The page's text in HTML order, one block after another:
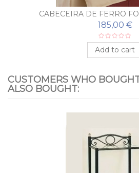
CABECEIRA DE FERRO
185,00 €
Add to cart
CUSTOMERS WHO
ALSO BOUGHT: